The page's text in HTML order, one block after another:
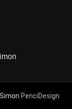
PenciDesign